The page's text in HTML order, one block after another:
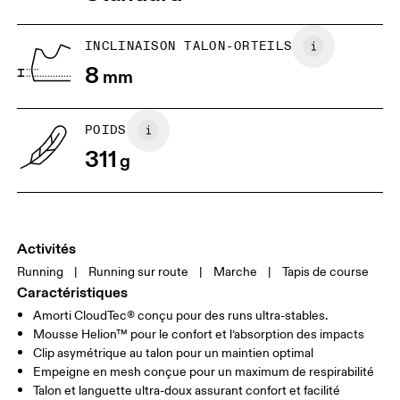
Glisser horizontalement pour en savoir plus
INCLINAISON TALON-ORTEILS
8 mm
POIDS
311 g
Activités
Running | Running sur route | Marche | Tapis de course
Caractéristiques
Amorti CloudTec® conçu pour des runs ultra-stables.
Mousse Helion™ pour le confort et l’absorption des impacts
Clip asymétrique au talon pour un maintien optimal
Empeigne en mesh conçue pour un maximum de respirabilité
Talon et languette ultra-doux assurant confort et facilité